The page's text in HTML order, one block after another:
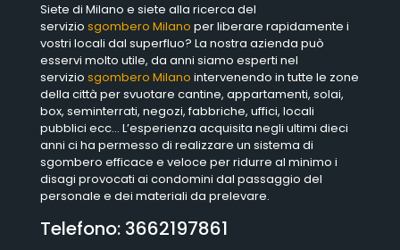
Siete di Milano e siete alla ricerca del
servizio sgombero Milano per liberare rapidamente i
vostri locali dal superfluo? La nostra azienda può
esservi molto utile, da anni siamo esperti nel
servizio sgombero Milano intervenendo in tutte le zone
della città per svuotare cantine, appartamenti, solai,
box, seminterrati, negozi, fabbriche, uffici, locali
pubblici ecc… L’esperienza acquisita negli ultimi dieci
anni ci ha permesso di realizzare un sistema di
sgombero efficace e veloce per ridurre al minimo i
disagi provocati ai condomini dal passaggio del
personale e dei materiali da prelevare.
Telefono: 3662197861